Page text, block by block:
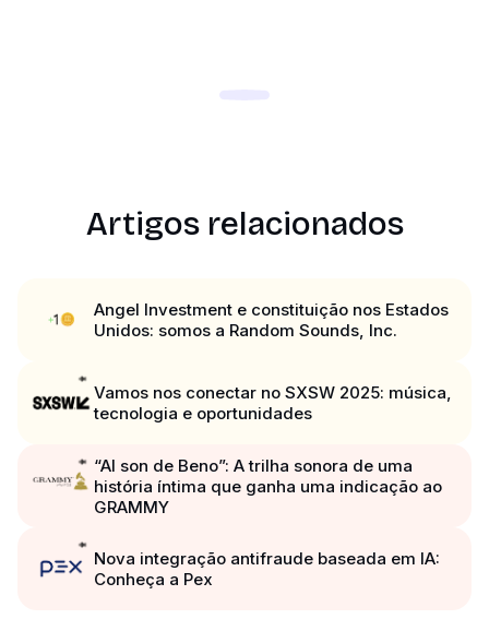
Artigos relacionados
Angel Investment e constituição nos Estados
Unidos: somos a Random Sounds, Inc.
Vamos nos conectar no SXSW 2025: música,
tecnologia e oportunidades
“Al son de Beno”: A trilha sonora de uma
história íntima que ganha uma indicação ao
GRAMMY
Nova integração antifraude baseada em IA:
Conheça a Pex